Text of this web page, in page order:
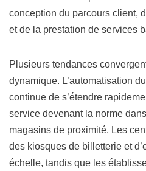
conception du parcours client,
et de la prestation de services
Plusieurs tendances
dynamique. L’automatisation
continue de s’étendre
service devenant la norme
magasins de proximité. Les
des kiosques de billetterie et
échelle, tandis que les